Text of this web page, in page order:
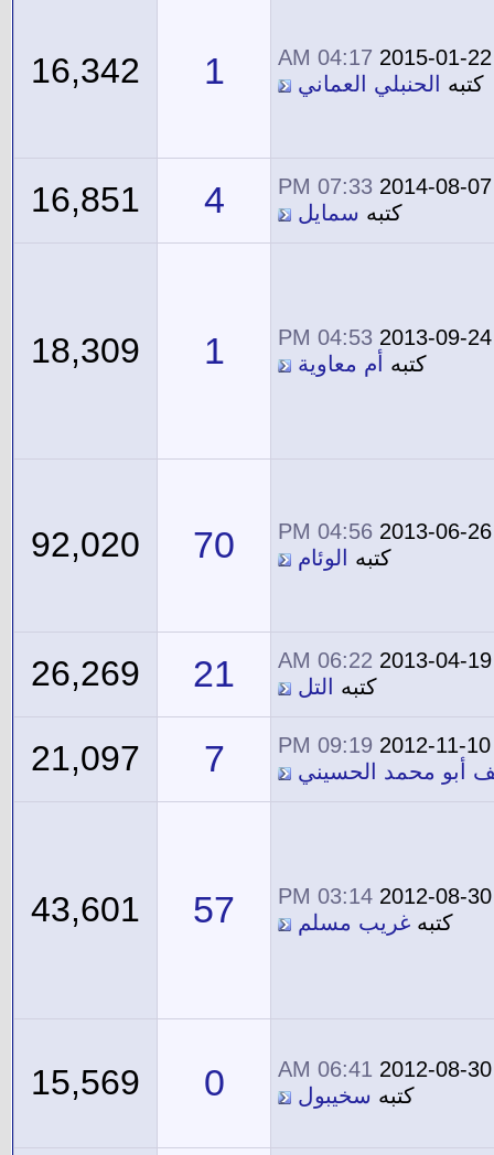
2015-01-22
04:17 AM
كتبه
الحنبلي العماني 1
16,342
2014-08-07
07:33 PM
كتبه سمايل 4
16,851
2013-09-24
04:53 PM
كتبه
أم معاوية 1
18,309
2013-06-26
04:56 PM
كتبه
الوئام 70
92,020
2013-04-19
06:22 AM
كتبه
التل 21
26,269
2012-11-10
09:19 PM
أبو محمد الحسيني
7
21,097
2012-08-30
03:14 PM
كتبه غريب مسلم 57
43,601
2012-08-30
06:41 AM
كتبه سخيبول 0
15,569